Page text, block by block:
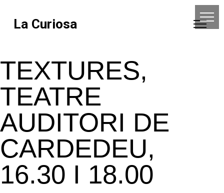
La Curiosa
TEXTURES,
TEATRE
AUDITORI DE
CARDEDEU,
16.30 I 18.00